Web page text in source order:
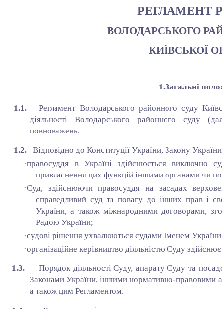
РЕГЛАМЕНТ
ВОЛОДАРСЬКОГО
КИЇВСЬКОЇ
1.Загальні
1.1.Регламент Володарського районного суду
діяльності Володарського районного суду
повноважень.
1.2. Відповідно до Конституції України, Закону
·правосуддя в Україні здійснюється виключно
привласнення цих функцій іншими органами чи
·Суд, здійснюючи правосуддя на засадах
справедливий суд та повагу до інших прав і
України, а також міжнародними договорами,
Радою України;
·судові рішення ухвалюються судами Іменем України
·організаційне керівництво діяльністю Суду
1.3. Порядок діяльності Суду, апарату Суду та
Законами України, іншими нормативно-правовими
а також цим Регламентом.